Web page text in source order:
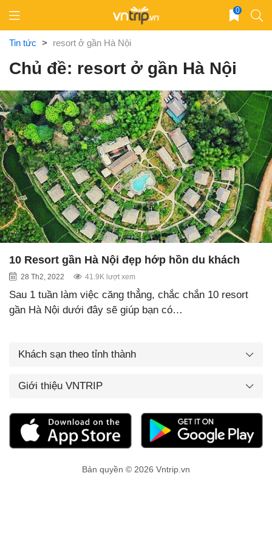
content
0
Tin tức > resort ở gần Hà Nội
Chủ đề: resort ở gần Hà Nội
10 Resort gần Hà Nội đẹp hớp hồn du khách
28 Th2, 2022 41.9K lượt xem
Sau 1 tuần làm việc căng thẳng, chắc chắn 10 resort
gần Hà Nội dưới đây sẽ giúp bạn có…
Khách sạn theo tỉnh thành
Giới thiệu VNTRIP
Bản quyền © 2026 Vntrip.vn